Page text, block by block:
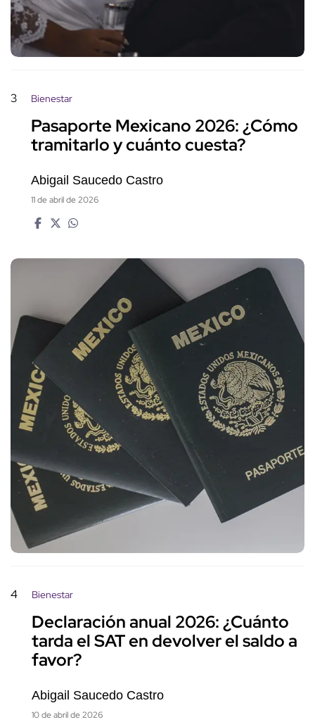
3 Bienestar
Pasaporte Mexicano 2026: ¿Cómo
tramitarlo y cuánto cuesta?
Abigail Saucedo Castro
11 de abril de 2026
4 Bienestar
Declaración anual 2026: ¿Cuánto
tarda el SAT en devolver el saldo a
favor?
Abigail Saucedo Castro
10 de abril de 2026